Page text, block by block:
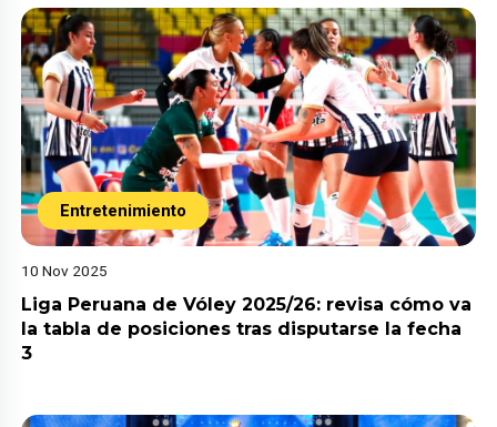
Entretenimiento
10 Nov 2025
Liga Peruana de Vóley 2025/26: revisa cómo va
la tabla de posiciones tras disputarse la fecha
3